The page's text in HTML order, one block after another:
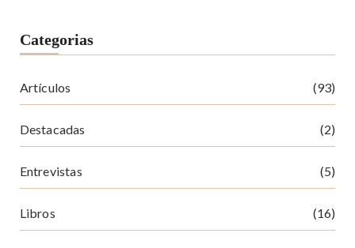
Categorias
Artículos (93)
Destacadas (2)
Entrevistas (5)
Libros (16)